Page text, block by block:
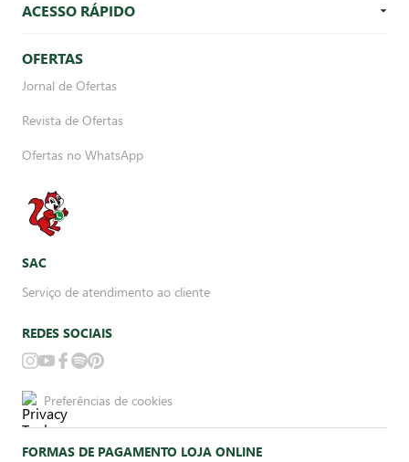
ACESSO RÁPIDO
OFERTAS
Jornal de Ofertas
Revista de Ofertas
Ofertas no WhatsApp
SAC
Serviço de atendimento ao cliente
REDES SOCIAIS
Preferências de cookies
FORMAS DE PAGAMENTO LOJA ONLINE